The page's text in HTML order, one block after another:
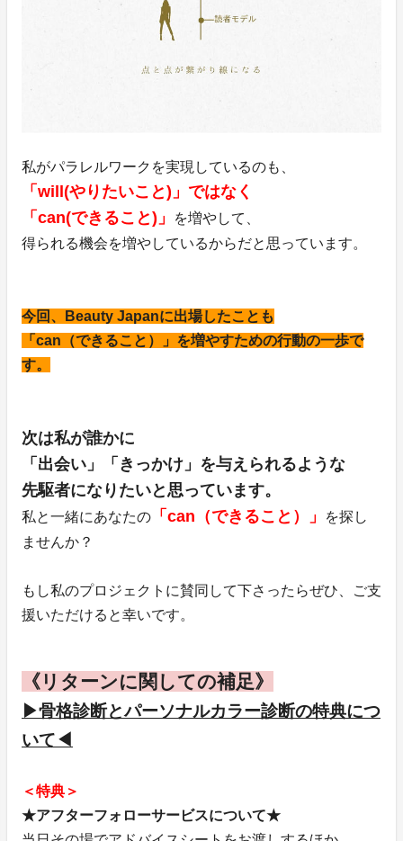
私がパラレルワークを実現しているのも、
「will(やりたいこと)」ではなく
「can(できること)」
を増やして、
得られる機会を増やしているからだと思っています。
今回、Beauty Japanに出場したことも
「can（できること）」を増やすための行動の一歩で
す。
次は私が誰かに
「出会い」「きっかけ」を与えられるような
先駆者になりたいと思っています。
私と一緒にあなたの 「can（できること）」
を探し
ませんか？
もし私のプロジェクトに賛同して下さったらぜひ、ご支
援いただけると幸いです。
《リターンに関しての補足》
▶︎骨格診断とパーソナルカラー診断の特典につ
いて◀︎
＜特典＞
★アフターフォローサービスについて★